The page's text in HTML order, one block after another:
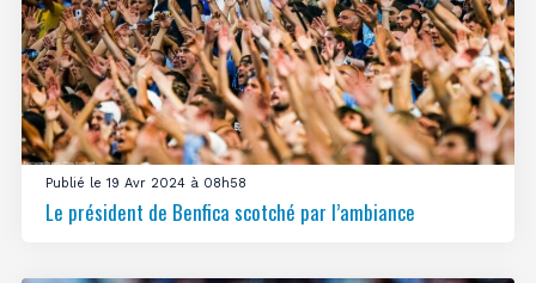
Publié le 19 Avr 2024 à 08h58
Le président de Benfica scotché par l’ambiance